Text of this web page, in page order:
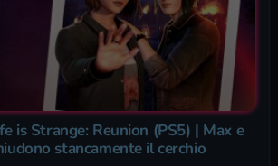
is Strange: Reunion (PS5) | Max e
stancamente il cerchio